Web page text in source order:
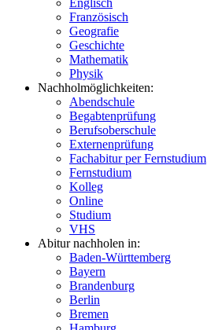
Englisch
Französisch
Geografie
Geschichte
Mathematik
Physik
Nachholmöglichkeiten:
Abendschule
Begabtenprüfung
Berufsoberschule
Externenprüfung
Fachabitur per Fernstudium
Fernstudium
Kolleg
Online
Studium
VHS
Abitur nachholen in:
Baden-Württemberg
Bayern
Brandenburg
Berlin
Bremen